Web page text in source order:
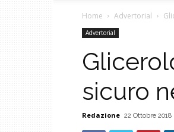
Home Advertorial
Advertorial
sicuro
Redazione 22 Ottobre 2018